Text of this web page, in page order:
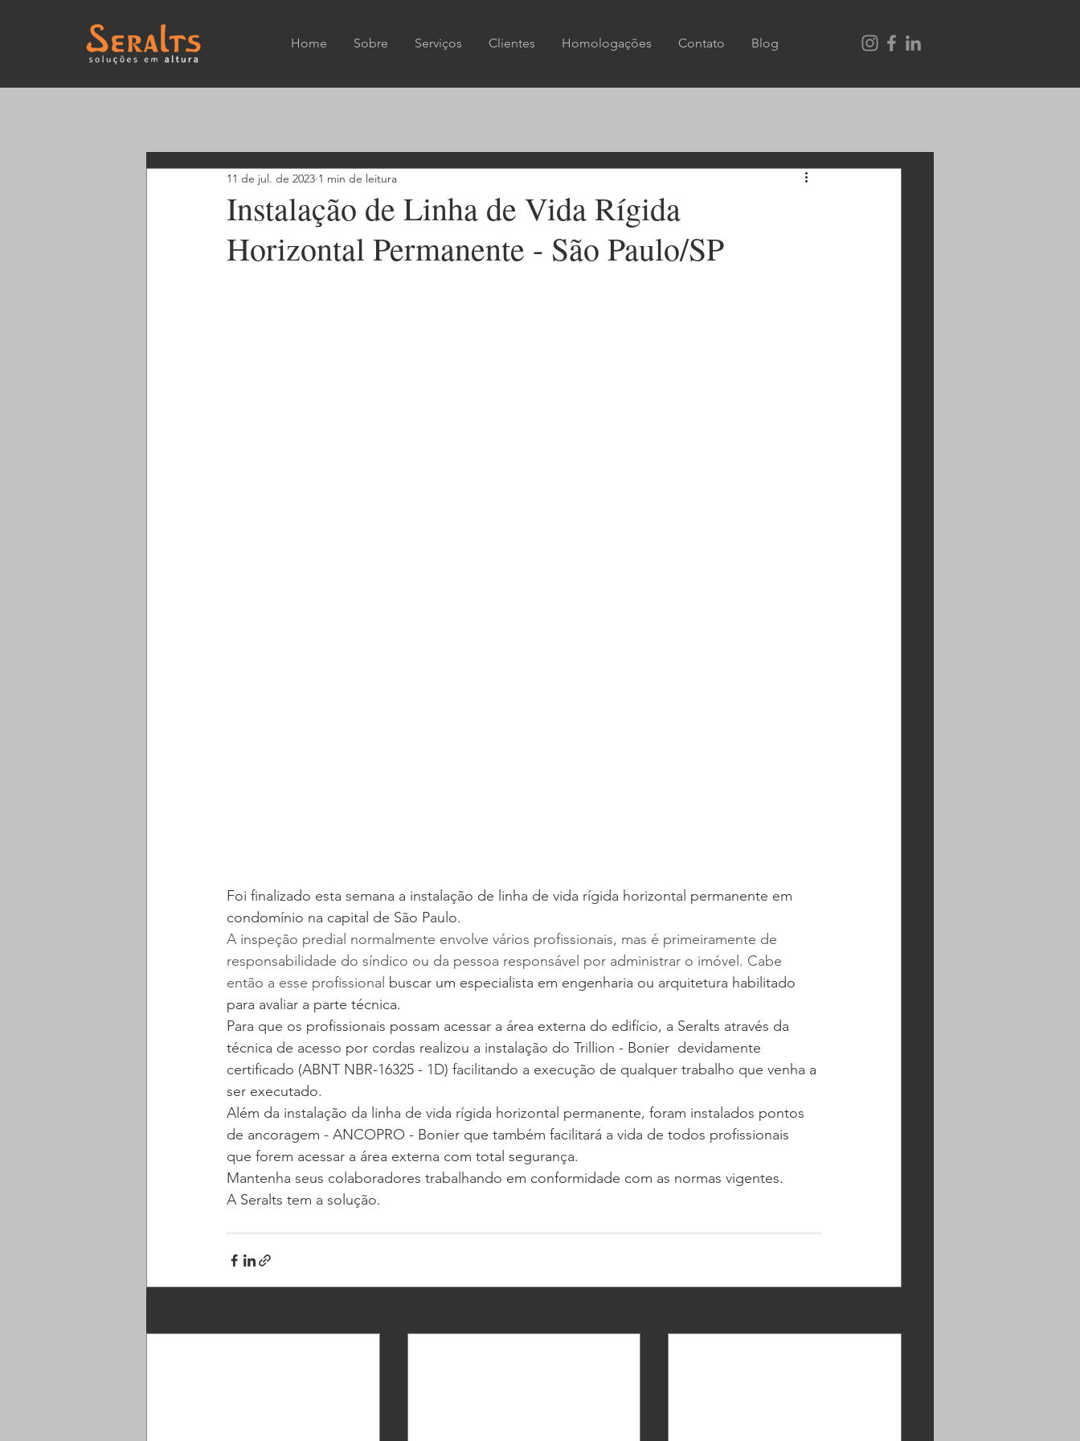
Home Sobre Serviços Clientes Homologações Contato Blog
Instalação de Linha de Vida Rígida
Horizontal Permanente - São Paulo/SP
11 de jul. de 2023 1 min de leitura
Foi finalizado esta semana a instalação de linha de vida rígida horizontal permanente em
condomínio na capital de São Paulo.
A inspeção predial normalmente envolve vários profissionais, mas é primeiramente de
responsabilidade do síndico ou da pessoa responsável por administrar o imóvel. Cabe
então a esse profissional buscar um especialista em engenharia ou arquitetura habilitado
para avaliar a parte técnica.
Para que os profissionais possam acessar a área externa do edifício, a Seralts através da
técnica de acesso por cordas realizou a instalação do Trillion - Bonier  devidamente
certificado (ABNT NBR-16325 - 1D) facilitando a execução de qualquer trabalho que venha a
ser executado.
Além da instalação da linha de vida rígida horizontal permanente, foram instalados pontos
de ancoragem - ANCOPRO - Bonier que também facilitará a vida de todos profissionais
que forem acessar a área externa com total segurança.
Mantenha seus colaboradores trabalhando em conformidade com as normas vigentes.
A Seralts tem a solução.